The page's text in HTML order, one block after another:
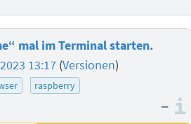
mal im Terminal starten.
13:17 (Versionen)
raspberry
–